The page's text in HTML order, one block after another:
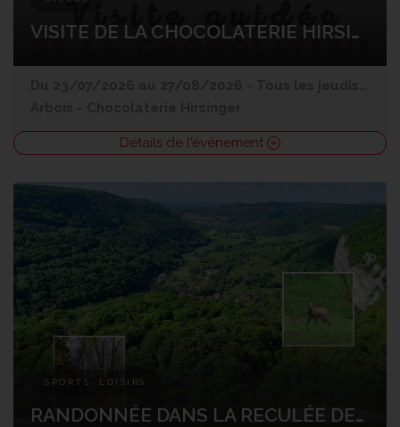
VISITE DE LA CHOCOLATERIE HIRSINGER
Détails de l'événement
SPORTS, LOISIRS
RANDONNÉE DANS LA RECULÉE DES PLANCHES